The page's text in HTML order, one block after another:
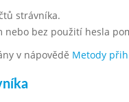
strávníka.
bez použití hesla
v nápovědě Metody